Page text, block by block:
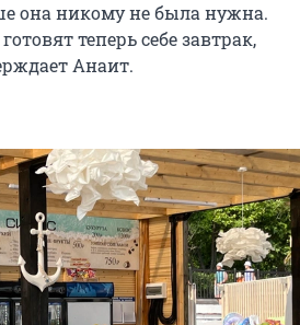
она никому не была нужна.
теперь себе завтрак,
Анаит.